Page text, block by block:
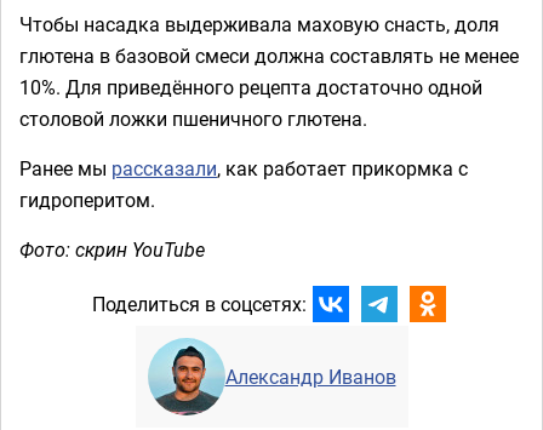
Чтобы насадка выдерживала маховую снасть, доля
глютена в базовой смеси должна составлять не менее
10%. Для приведённого рецепта достаточно одной
столовой ложки пшеничного глютена.
Ранее мы рассказали, как работает прикормка с
гидроперитом.
Фото: скрин YouTube
Поделиться в соцсетях:
Александр Иванов